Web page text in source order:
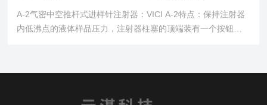
A-2气密中空推杆式进样针注射器：VICI A-2特点：保持注射器
内低沸点的液体样品压力，注射器柱塞的顶端装有一个按钮